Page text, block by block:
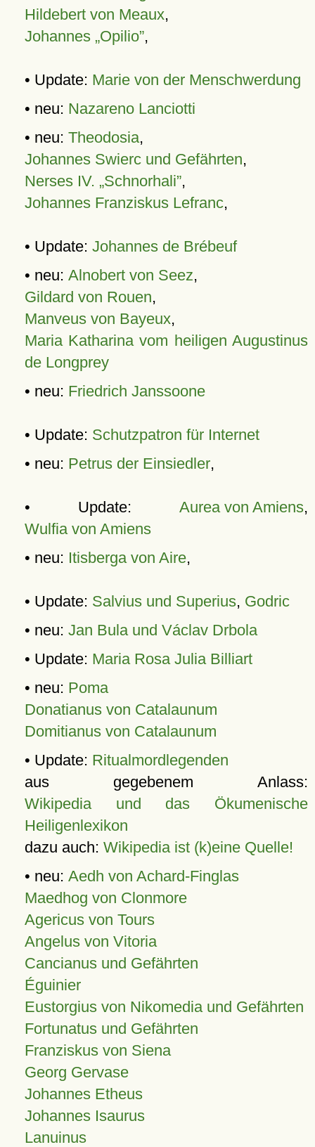
Hildebert von Meaux,
Johannes „Opilio”,
• Update: Marie von der Menschwerdung
• neu: Nazareno Lanciotti
• neu: Theodosia,
Johannes Swierc und Gefährten,
Nerses IV. „Schnorhali”,
Johannes Franziskus Lefranc,
• Update: Johannes de Brébeuf
• neu: Alnobert von Seez,
Gildard von Rouen,
Manveus von Bayeux,
Maria Katharina vom heiligen Augustinus
de Longprey
• neu: Friedrich Janssoone
• Update: Schutzpatron für Internet
• neu: Petrus der Einsiedler,
• Update: Aurea von Amiens,
Wulfia von Amiens
• neu: Itisberga von Aire,
• Update: Salvius und Superius, Godric
• neu: Jan Bula und Václav Drbola
• Update: Maria Rosa Julia Billiart
• neu: Poma
Donatianus von Catalaunum
Domitianus von Catalaunum
• Update: Ritualmordlegenden
aus gegebenem Anlass:
Wikipedia und das Ökumenische
Heiligenlexikon
dazu auch: Wikipedia ist (k)eine Quelle!
• neu: Aedh von Achard-Finglas
Maedhog von Clonmore
Agericus von Tours
Angelus von Vitoria
Cancianus und Gefährten
Éguinier
Eustorgius von Nikomedia und Gefährten
Fortunatus und Gefährten
Franziskus von Siena
Georg Gervase
Johannes Etheus
Johannes Isaurus
Lanuinus